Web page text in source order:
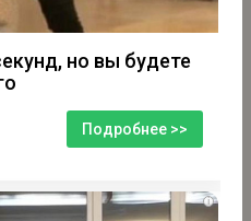
но вы будете
Подробнее >>
i